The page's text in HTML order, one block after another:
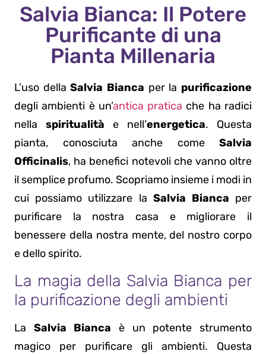
Salvia Bianca: Il Potere
Purificante di una
Pianta Millenaria
L’uso dellaSalvia Bianca per la purificazione
degli ambienti è un’antica pratica che ha radici
nella spiritualità e nell’energetica. Questa
pianta, conosciuta anche come Salvia
Officinalis, ha benefici notevoli che vanno oltre
il semplice profumo. Scopriamo insieme i modi in
cui possiamo utilizzare la Salvia Bianca per
purificare la nostra casa e migliorare il
benessere della nostra mente, del nostro corpo
e dello spirito.
La magia della Salvia Bianca per
la purificazione degli ambienti
La Salvia Bianca è un potente strumento
magico per purificare gli ambienti. Questa